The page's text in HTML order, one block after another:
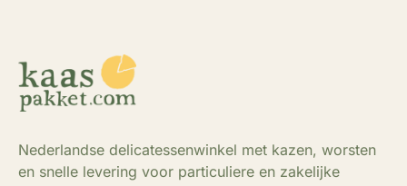
Nederlandse delicatessenwinkel met kazen, worsten
en snelle levering voor particuliere en zakelijke